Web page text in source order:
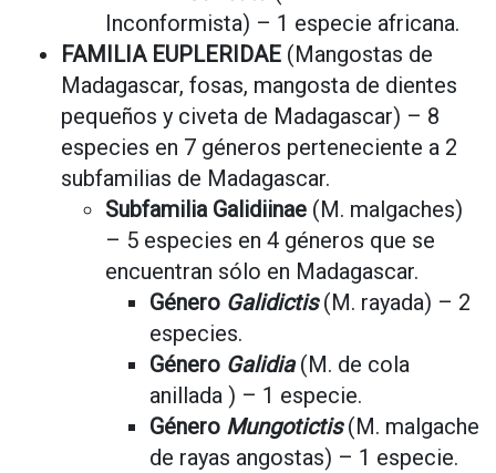
Inconformista) – 1 especie africana.
FAMILIA EUPLERIDAE (Mangostas de
Madagascar, fosas, mangosta de dientes
pequeños y civeta de Madagascar) – 8
especies en 7 géneros perteneciente a 2
subfamilias de Madagascar.
Subfamilia Galidiinae (M. malgaches)
– 5 especies en 4 géneros que se
encuentran sólo en Madagascar.
Género Galidictis (M. rayada) – 2
especies.
Género Galidia (M. de cola
anillada ) – 1 especie.
Género Mungotictis (M. malgache
de rayas angostas) – 1 especie.